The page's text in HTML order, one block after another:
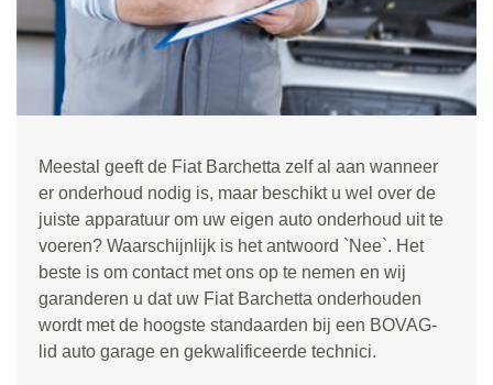
Meestal geeft de Fiat Barchetta zelf al aan wanneer
er onderhoud nodig is, maar beschikt u wel over de
juiste apparatuur om uw eigen auto onderhoud uit te
voeren? Waarschijnlijk is het antwoord `Nee`. Het
beste is om contact met ons op te nemen en wij
garanderen u dat uw Fiat Barchetta onderhouden
wordt met de hoogste standaarden bij een BOVAG-
lid auto garage en gekwalificeerde technici.